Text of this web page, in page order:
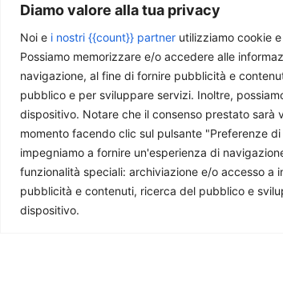
Diamo valore alla tua privacy
Noi e i nostri {{count}} partner utilizziamo cookie
Possiamo memorizzare e/o accedere alle
navigazione, al fine di fornire pubblicità e
pubblico e per sviluppare servizi. Inoltre,
dispositivo. Notare che il consenso prestato sarà
momento facendo clic sul pulsante "Preferenze
impegniamo a fornire un'esperienza di
funzionalità speciali: archiviazione e/o accesso
pubblicità e contenuti, ricerca del pubblico e
dispositivo.
Foto: Danilo Medina
Ti piace quello che
La nostra redazione è composta da
questa rivista. Se ti è utile e ti